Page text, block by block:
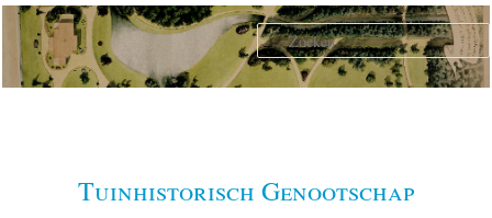
Spring
naar
primaire
Tuinhistorisch Genootschap